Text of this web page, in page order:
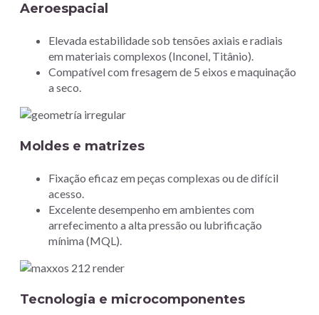
Aeroespacial
Elevada estabilidade sob tensões axiais e radiais
em materiais complexos (Inconel, Titânio).
Compatível com fresagem de 5 eixos e maquinação
a seco.
Moldes e matrizes
Fixação eficaz em peças complexas ou de difícil
acesso.
Excelente desempenho em ambientes com
arrefecimento a alta pressão ou lubrificação
mínima (MQL).
Tecnologia e microcomponentes